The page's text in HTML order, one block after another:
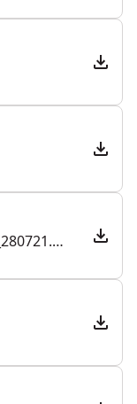
DWE7485_KS_EN_RU_TR_UA_280721.pdf